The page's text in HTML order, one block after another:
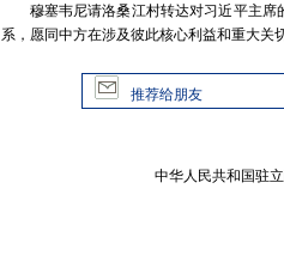
穆塞韦尼请洛桑江村转达对习近平主
系，愿同中方在涉及彼此核心利益和重大关
推荐给朋友
中华人民共和国驻